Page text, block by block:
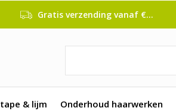
& lijm Onderhoud haarwerken
Gratis verzending vanaf € 45 ,-